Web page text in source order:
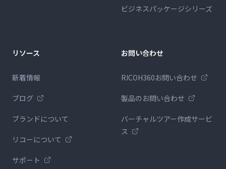
ビジネスパッケージシリーズ
リソース
新着情報
ブログ
ブランドについて
リコーについて
サポート
お問い合わせ
RICOH360お問い合わせ
製品のお問い合わせ
バーチャルツアー作成サービ
ス